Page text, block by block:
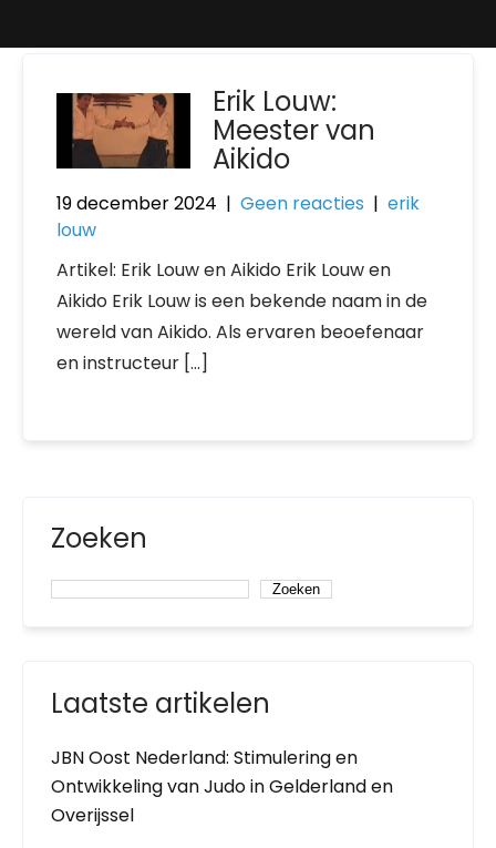
Erik Louw:
Meester van
Aikido
19 december 2024 | Geen reacties | erik
louw
Artikel: Erik Louw en Aikido Erik Louw en
Aikido Erik Louw is een bekende naam in de
wereld van Aikido. Als ervaren beoefenaar
en instructeur […]
Zoeken
Zoeken
Laatste artikelen
JBN Oost Nederland: Stimulering en
Ontwikkeling van Judo in Gelderland en
Overijssel